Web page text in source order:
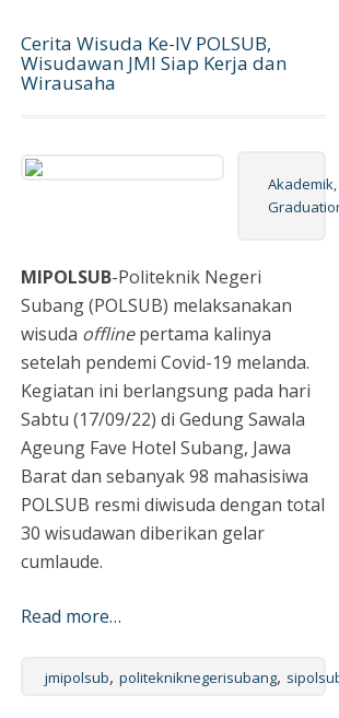
Cerita Wisuda Ke-IV POLSUB,
Wisudawan JMI Siap Kerja dan
Wirausaha
Akademik,
MIPOLSUB-Politeknik Negeri
Subang (POLSUB) melaksanakan
wisuda offlinepertama kalinya
setelah pendemi Covid-19 melanda.
Kegiatan ini berlangsung pada hari
Sabtu (17/09/22) di Gedung Sawala
Ageung Fave Hotel Subang, Jawa
Barat dan sebanyak 98 mahasisiwa
POLSUB resmi diwisuda dengan total
30 wisudawan diberikan gelar
cumlaude.
Read more…
jmipolsub, politekniknegerisubang,